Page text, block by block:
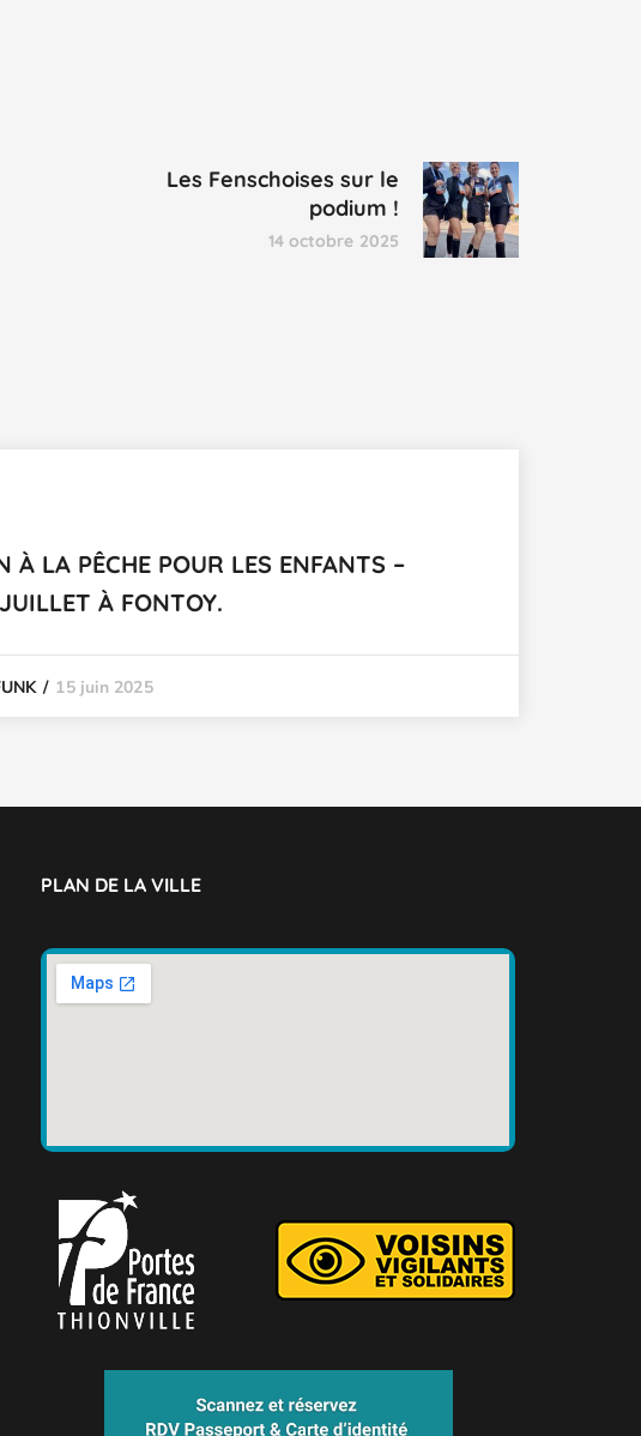
Les Fenschoises sur le
podium !
14 octobre 2025
À LA PÊCHE POUR LES ENFANTS –
À FONTOY.
15 juin 2025
PLAN DE LA VILLE